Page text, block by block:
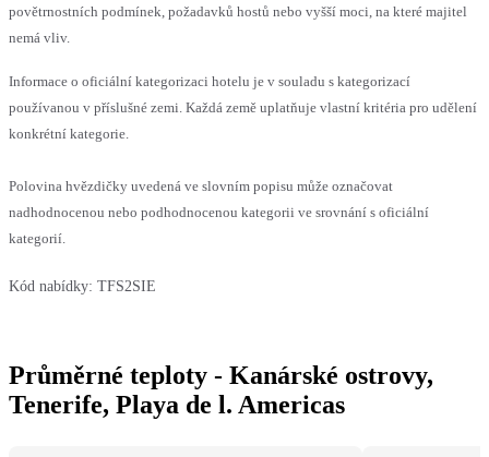
povětrnostních podmínek, požadavků hostů nebo vyšší moci, na které majitel
nemá vliv.
Informace o oficiální kategorizaci hotelu je v souladu s kategorizací
používanou v příslušné zemi. Každá země uplatňuje vlastní kritéria pro udělení
konkrétní kategorie.
Polovina hvězdičky uvedená ve slovním popisu může označovat
nadhodnocenou nebo podhodnocenou kategorii ve srovnání s oficiální
kategorií.
Kód nabídky: TFS2SIE
Průměrné teploty - Kanárské ostrovy,
Tenerife, Playa de l. Americas